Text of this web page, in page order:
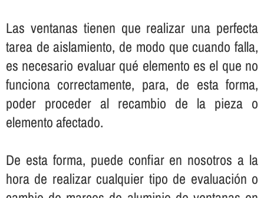
Las ventanas tienen que realizar una perfecta
tarea de aislamiento, de modo que cuando falla,
es necesario evaluar qué elemento es el que no
funciona correctamente, para, de esta forma,
poder proceder al recambio de la pieza o
elemento afectado.
De esta forma, puede confiar en nosotros a la
hora de realizar cualquier tipo de evaluación o